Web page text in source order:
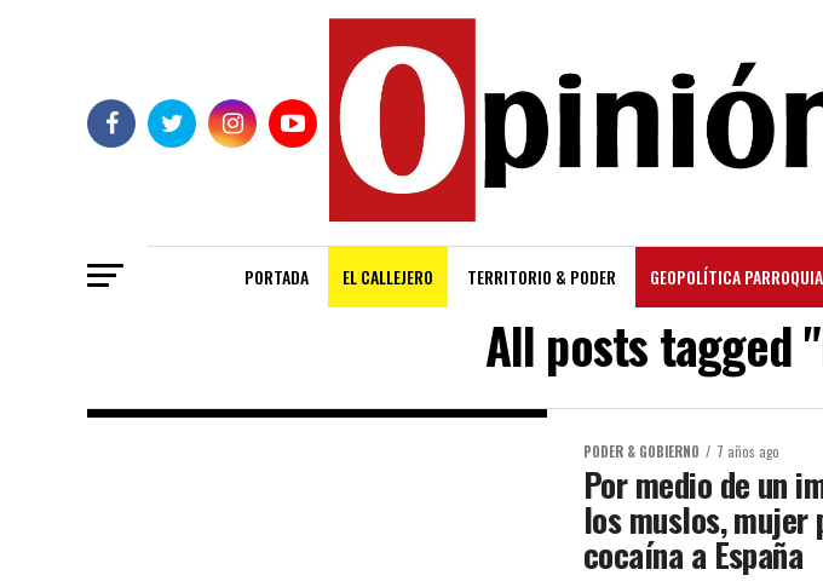
PORTADA EL CALLEJERO TERRITORIO & PODER GEOPOLÍTICA
All posts tagged
PODER & GOBIERNO 7 años ago
Por medio de un
los muslos,
cocaína a España